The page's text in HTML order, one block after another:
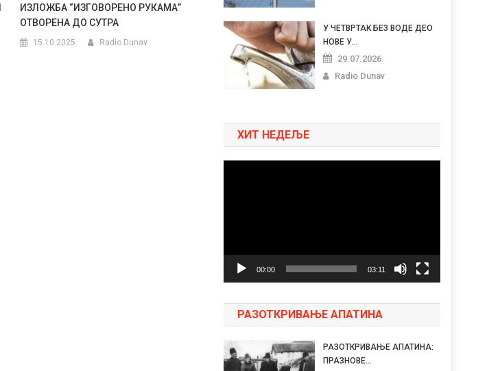
ИЗЛОЖБА “ИЗГОВОРЕНО РУКАМА”
ОТВОРЕНА ДО СУТРА
15.10.2025. Radio Dunav
У ЧЕТВРТАК БЕЗ ВОДЕ ДЕО
НОВЕ У...
29.07.2026.
Radio Dunav
ХИТ НЕДЕЉЕ
00:00 03:11
РАЗОТКРИВАЊЕ АПАТИНА
РАЗОТКРИВАЊЕ АПАТИНА:
ПРАЗНОВЕ...